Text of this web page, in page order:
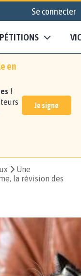
Se connecter
PÉTITIONS
en
!
Je signe
Une
la révision des